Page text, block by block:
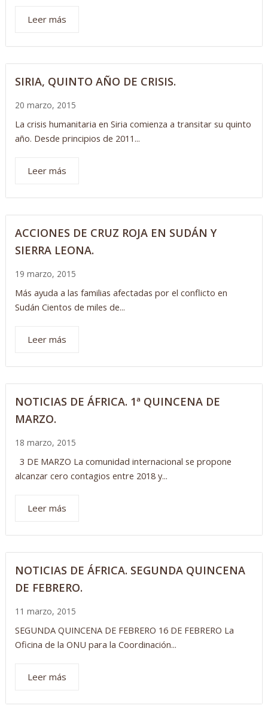
Leer más
SIRIA, QUINTO AÑO DE CRISIS.
20 marzo, 2015
La crisis humanitaria en Siria comienza a transitar su quinto
año. Desde principios de 2011...
Leer más
ACCIONES DE CRUZ ROJA EN SUDÁN Y
SIERRA LEONA.
19 marzo, 2015
Más ayuda a las familias afectadas por el conflicto en
Sudán Cientos de miles de...
Leer más
NOTICIAS DE ÁFRICA. 1ª QUINCENA DE
MARZO.
18 marzo, 2015
3 DE MARZO La comunidad internacional se propone
alcanzar cero contagios entre 2018 y...
Leer más
NOTICIAS DE ÁFRICA. SEGUNDA QUINCENA
DE FEBRERO.
11 marzo, 2015
SEGUNDA QUINCENA DE FEBRERO 16 DE FEBRERO La
Oficina de la ONU para la Coordinación...
Leer más